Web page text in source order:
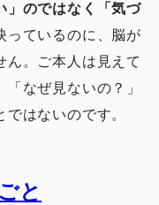
」のではなく「気づ
っているのに、脳が
ん。ご本人は見えて
なぜ見ないの？」
はないのです。
と